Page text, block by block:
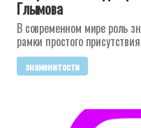
Глымова
В современном мире роль
рамки простого
знаменитости